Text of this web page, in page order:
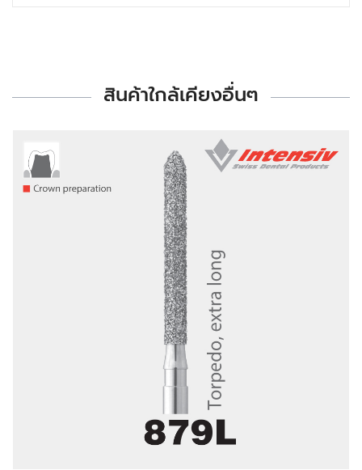
สินค้าใกล้เคียงอื่นๆ